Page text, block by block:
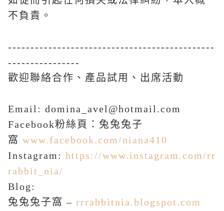
不負責。
----------------------------------------------
----------------
​歡迎聯絡合作、產品試用、出席活動
Email: domina_avel@hotmail.com
Facebook粉絲頁：兔兔兔子
窩 www.facebook.com/niana410
Instagram: https://www.instagram.com/rr
rabbit_nia/
Blog:
兔兔兔子窩 – rrrabbitnia.blogspot.com